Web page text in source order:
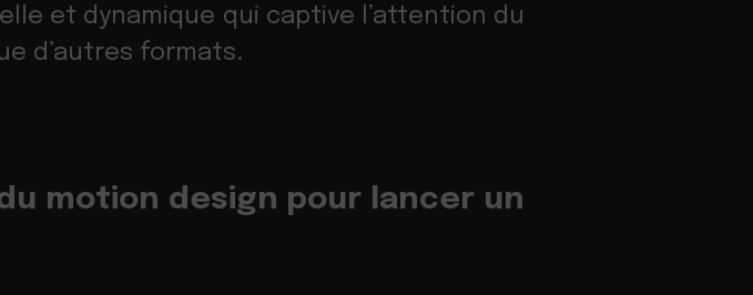
et dynamique qui captive l’attention du
d’autres formats.
motion design pour lancer un